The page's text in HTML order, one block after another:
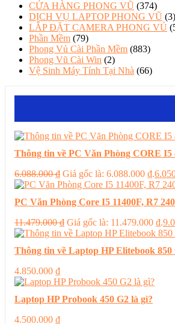
CỬA HÀNG PHONG VŨ (374)
DỊCH VỤ LAPTOP PHONG VŨ (3)
LẮP ĐẶT CAMERA PHONG VỦ
Phần Mềm (79)
Phong Vủ Cài Phần Mềm (883)
Phong Vũ Cài Win (2)
Vệ Sinh Máy Tính Tại Nhà (66)
Thông tin về PC Văn Phòng CORE
6.088.000₫ Giá gốc là: 6.088.000 ₫.
PC Văn Phòng Core I5 11400F, R7
11.479.000₫ Giá gốc là: 11.479.000 ₫.
Thông tin về Laptop HP Elitebook 850
4.850.000 ₫
Laptop HP Probook 450 G2 là gì?
4.500.000 ₫